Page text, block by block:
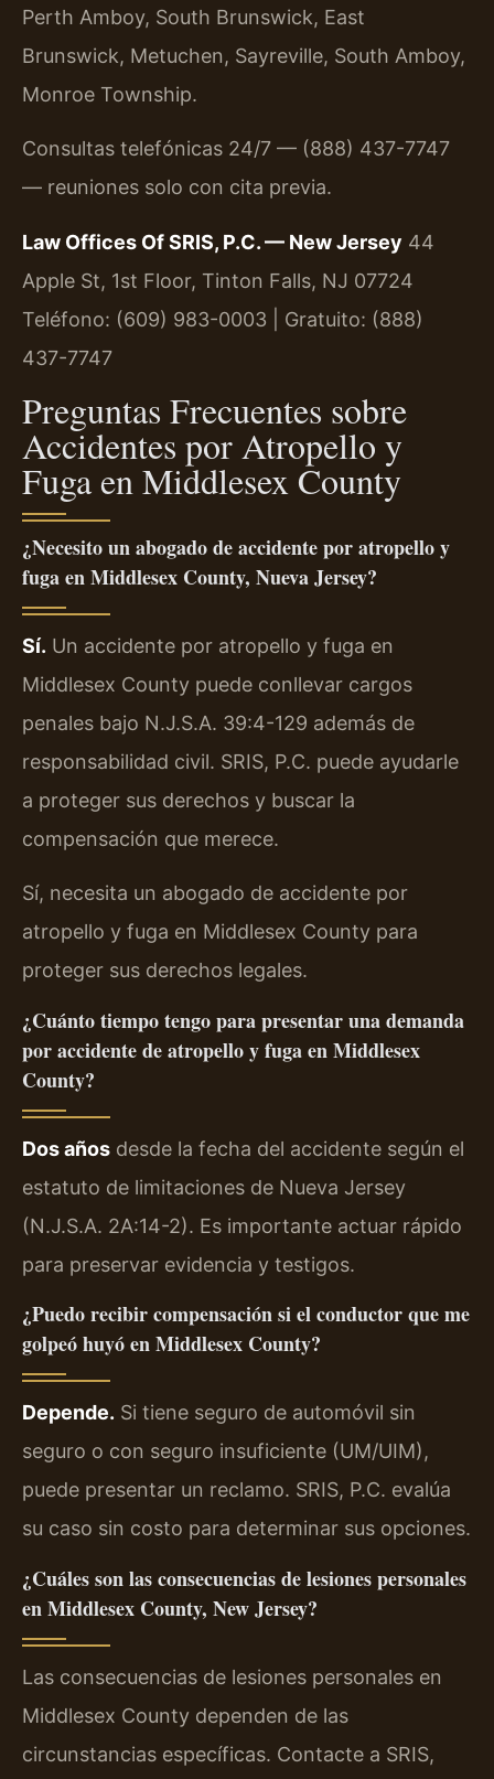
Perth Amboy, South Brunswick, East
Brunswick, Metuchen, Sayreville, South Amboy,
Monroe Township.
Consultas telefónicas 24/7 — (888) 437-7747
— reuniones solo con cita previa.
Law Offices Of SRIS, P.C. — New Jersey 44
Apple St, 1st Floor, Tinton Falls, NJ 07724
Teléfono: (609) 983-0003 | Gratuito: (888)
437-7747
Preguntas Frecuentes sobre
Accidentes por Atropello y
Fuga en Middlesex County
¿Necesito un abogado de accidente por atropello y
fuga en Middlesex County, Nueva Jersey?
Sí. Un accidente por atropello y fuga en
Middlesex County puede conllevar cargos
penales bajo N.J.S.A. 39:4-129 además de
responsabilidad civil. SRIS, P.C. puede ayudarle
a proteger sus derechos y buscar la
compensación que merece.
Sí, necesita un abogado de accidente por
atropello y fuga en Middlesex County para
proteger sus derechos legales.
¿Cuánto tiempo tengo para presentar una demanda
por accidente de atropello y fuga en Middlesex
County?
Dos años desde la fecha del accidente según el
estatuto de limitaciones de Nueva Jersey
(N.J.S.A. 2A:14-2). Es importante actuar rápido
para preservar evidencia y testigos.
¿Puedo recibir compensación si el conductor que me
golpeó huyó en Middlesex County?
Depende. Si tiene seguro de automóvil sin
seguro o con seguro insuficiente (UM/UIM),
puede presentar un reclamo. SRIS, P.C. evalúa
su caso sin costo para determinar sus opciones.
¿Cuáles son las consecuencias de lesiones personales
en Middlesex County, New Jersey?
Las consecuencias de lesiones personales en
Middlesex County dependen de las
circunstancias específicas. Contacte a SRIS,